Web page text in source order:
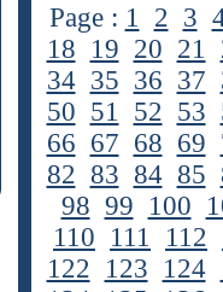
Page : 1 2 3
18 19 20 21
34 35 36 37
50 51 52 53
66 67 68 69
82 83 84 85
98 99 100
110 111 112
122 123 124